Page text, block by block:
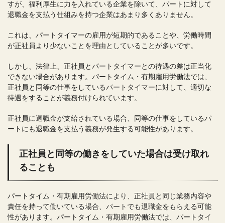
すが、福利厚生に力を入れている企業を除いて、パートに対して
退職金を支払う仕組みを持つ企業はあまり多くありません。
これは、パートタイマーの雇用が短期的であることや、労働時間
が正社員より少ないことを理由としていることが多いです。
しかし、法律上、正社員とパートタイマーとの待遇の差は正当化
できない場合があります。パートタイム・有期雇用労働法では、
正社員と同等の仕事をしているパートタイマーに対して、適切な
待遇をすることが義務付けられています。
正社員に退職金が支給されている場合、同等の仕事をしているパ
ートにも退職金を支払う義務が発生する可能性があります。
正社員と同等の働きをしていた場合は受け取れ
ることも
パートタイム・有期雇用労働法により、正社員と同じ業務内容や
責任を持って働いている場合、パートでも退職金をもらえる可能
性があります。パートタイム・有期雇用労働法では、パートタイ